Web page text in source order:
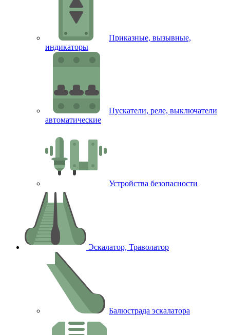
Приказные, вызывные,
индикаторы
Пускатели, реле, выключатели
автоматические
Устройства безопасности
Эскалатор, Траволатор
Балюстрада эскалатора